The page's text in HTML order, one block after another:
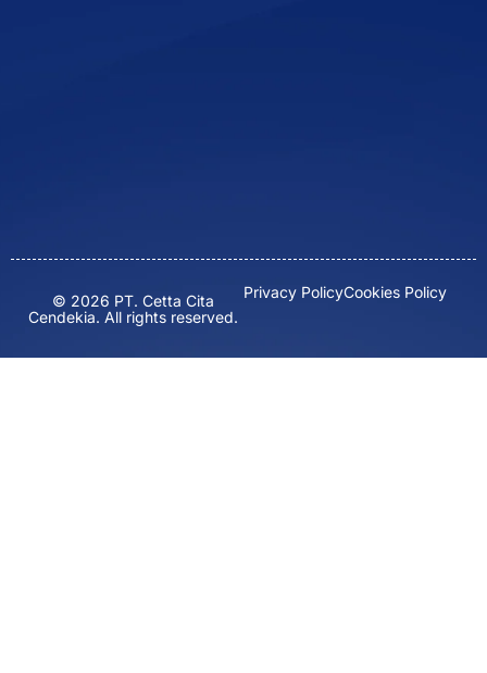
© 2026 PT. Cetta Cita
Cendekia. All rights reserved.
Privacy PolicyCookies Policy